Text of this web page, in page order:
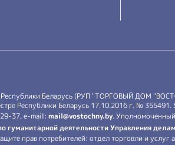
Беларусь (РУП "ТОРГОВЫЙ ДОМ
Республики Беларусь 17.10.2016 г. №
37, e-mail: mail@vostochny.by.
гуманитарной деятельности Управления
прав потребителей: отдел торговли и услуг